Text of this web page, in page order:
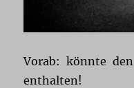
Vorab: könnte
enthalten!